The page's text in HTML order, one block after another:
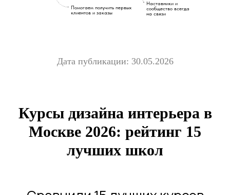
Помогаем получить первых
клиентов и заказы
Наставники и
сообщество всегда
на связи
Дата публикации: 30.05.2026
Курсы дизайна интерьера в
Москве 2026: рейтинг 15
лучших школ